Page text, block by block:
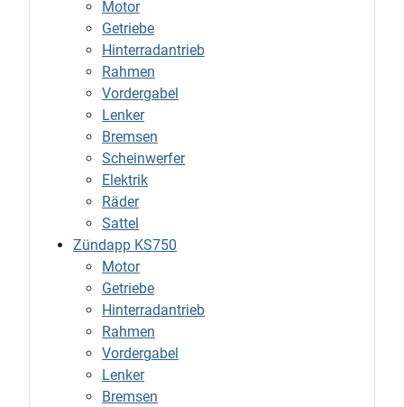
Motor
Getriebe
Hinterradantrieb
Rahmen
Vordergabel
Lenker
Bremsen
Scheinwerfer
Elektrik
Räder
Sattel
Zündapp KS750
Motor
Getriebe
Hinterradantrieb
Rahmen
Vordergabel
Lenker
Bremsen